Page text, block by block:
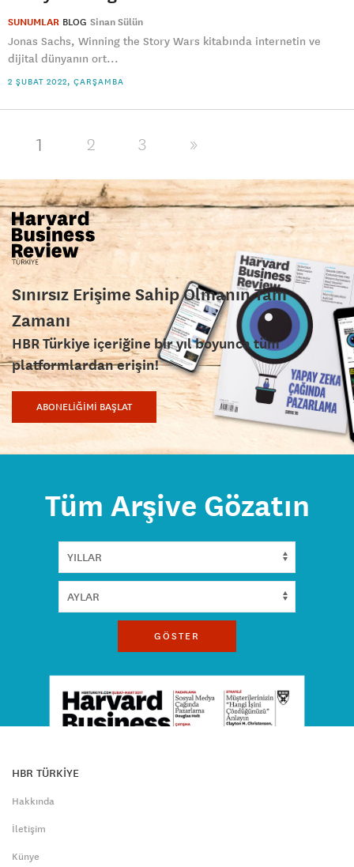
SUNUMLAR BLOG Sinan Sülün
Jonas Sachs, Winning the Story Wars kitabında internetin ve
dijital dünyanın ort...
2 ŞUBAT 2022, ÇARŞAMBA
1 2 3 »
Sınırsız Erişime Sahip Olmanın Tam
Zamanı
HBR Türkiye içeriğine bir yıl boyunca tüm
platformlardan erişin!
ABONELİĞİMİ BAŞLAT
Tüm Arşive Gözatın
GÖSTER
HBR TÜRKİYE
Hakkında
İletişim
Künye